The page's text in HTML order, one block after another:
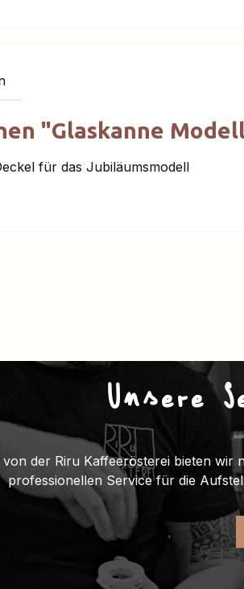
"Glaskanne
für das Jubiläumsmodell
Unsere
von der Riru Kaffeerösterei bieten wir
professionellen Service für die